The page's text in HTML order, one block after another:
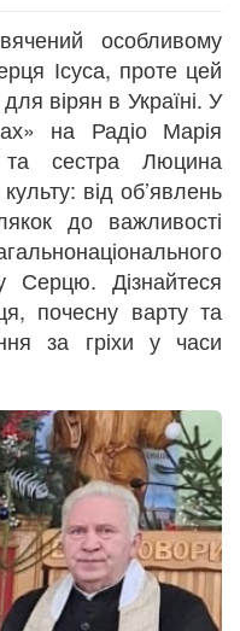
особливому
Ісуса, проте цей
вірян в Україні. У
на Радіо Марія
сестра Люцина
від об’явлень
до важливості
Серцю. Дізнайтеся
почесну варту та
за гріхи у часи